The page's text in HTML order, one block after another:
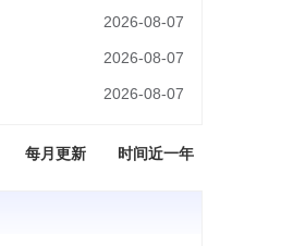
2026-08-07
2026-08-07
2026-08-07
每月更新 时间近一年